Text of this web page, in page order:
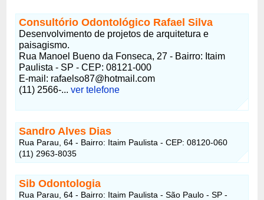
Consultório Odontológico Rafael Silva
Desenvolvimento de projetos de arquitetura e
paisagismo.
Rua Manoel Bueno da Fonseca, 27 - Bairro: Itaim
Paulista - SP - CEP: 08121-000
E-mail: rafaelso87@hotmail.com
(11) 2566-...ver telefone
Sandro Alves Dias
Rua Parau, 64 - Bairro: Itaim Paulista - CEP: 08120-060
(11) 2963-8035
Sib Odontologia
Rua Parau, 64 - Bairro: Itaim Paulista - São Paulo - SP -